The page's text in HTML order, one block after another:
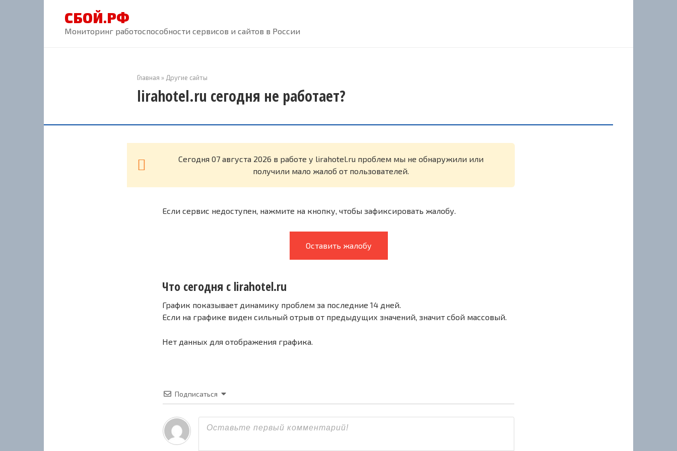
СБОЙ.РФ
Мониторинг работоспособности сервисов и сайтов в России
Главная » Другие сайты
lirahotel.ru сегодня не работает?
Cегодня 07 августа 2026 в работе у lirahotel.ru проблем мы не обнаружили или
получили мало жалоб от пользователей.
Если сервис недоступен, нажмите на кнопку, чтобы зафиксировать жалобу.
Оставить жалобу
Что сегодня с lirahotel.ru
График показывает динамику проблем за последние 14 дней.
Если на графике виден сильный отрыв от предыдущих значений, значит сбой массовый.
Нет данных для отображения графика.
Подписаться